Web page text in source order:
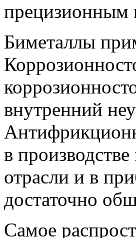
прецизионным
Биметаллы
внутренний
в
отрасли и в
достаточно
Самое